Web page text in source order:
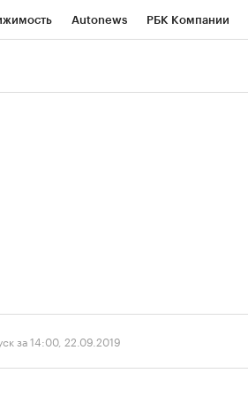
Autonews РБК Компании
за 14:00, 22.09.2019